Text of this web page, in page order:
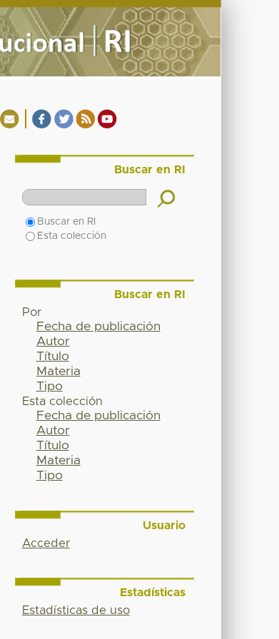
Buscar en RI
Buscar en RI
Esta colección
Buscar en RI
Por
Fecha de publicación
Autor
Título
Materia
Tipo
Esta colección
Fecha de publicación
Autor
Título
Materia
Tipo
Usuario
Acceder
Estadísticas
Estadísticas de uso